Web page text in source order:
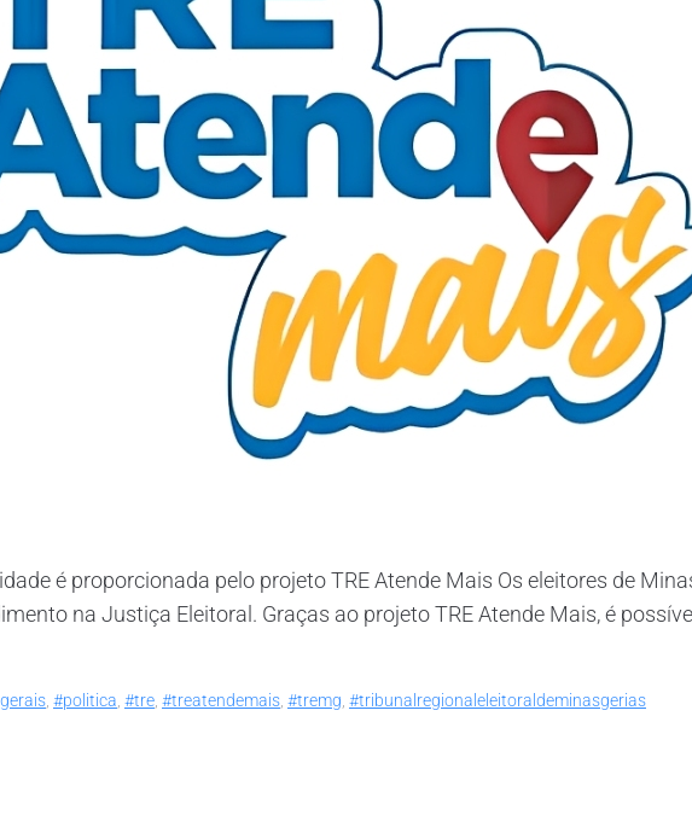
é proporcionada pelo projeto TRE Atende Mais Os eleitores de
na Justiça Eleitoral. Graças ao projeto TRE Atende Mais, é
#politica #tre #treatendemais #tremg #tribunalregionaleleitoraldeminasgerias